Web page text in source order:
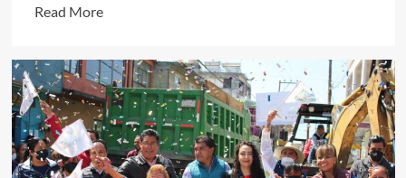
Read MoreRead
about
OFERTAN
MIL
VACANTES
EN
FERIA